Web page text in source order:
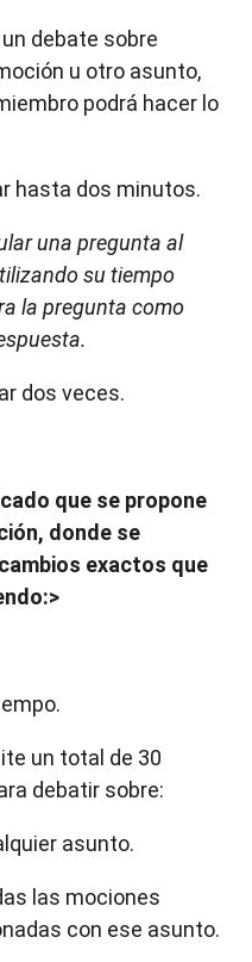
debate sobre
u otro asunto,
podrá hacer lo
hasta dos minutos.
una pregunta al
su tiempo
la pregunta como
dos veces.
que se propone
donde se
exactos que
un total de 30
debatir sobre:
asunto.
las mociones
con ese asunto.